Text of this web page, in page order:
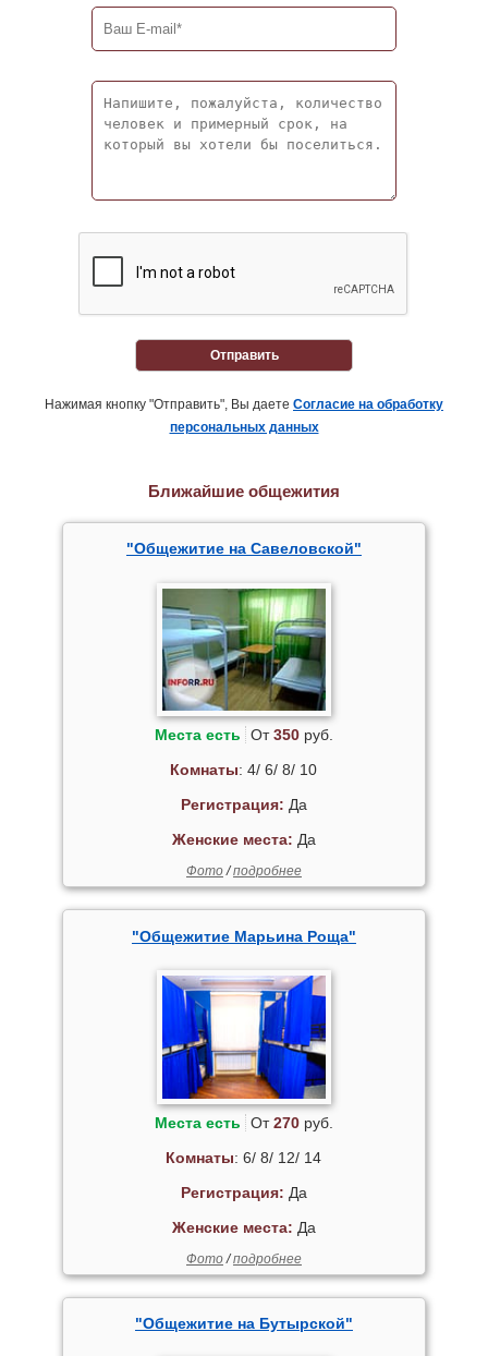
Отправить
Нажимая кнопку "Отправить", Вы даете Согласие на обработку
персональных данных
Ближайшие общежития
"Общежитие на Савеловской"
Места есть От350руб.
Комнаты: 4/ 6/ 8/ 10
Регистрация: Да
Женские места: Да
Фото/подробнее
"Общежитие Марьина Роща"
Места есть От270руб.
Комнаты: 6/ 8/ 12/ 14
Регистрация: Да
Женские места: Да
Фото/подробнее
"Общежитие на Бутырской"